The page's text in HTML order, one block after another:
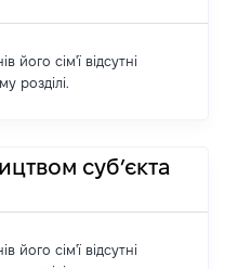
його сім'ї відсутні
розділі.
суб’єкта
його сім'ї відсутні